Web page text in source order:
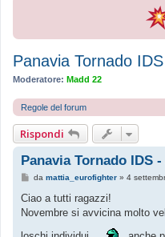
Panavia Tornado
Moderatore: Madd 22
Regole del forum
Rispondi
Panavia Tornado IDS
M
s
a
g
da mattia_eurofighter» 4
Ciao a tutti ragazzi!
Novembre si avvicina molto